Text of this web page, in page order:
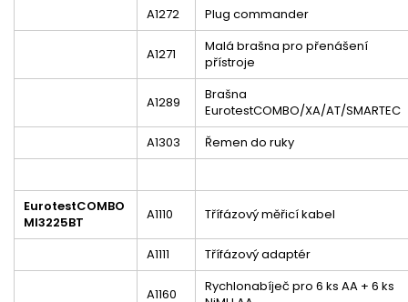
A1272
Plug commander
A1271
Malá brašna pro přenášení
přístroje
A1289
Brašna
EurotestCOMBO/XA/AT/SMARTEC
A1303
Řemen do ruky
EurotestCOMBO
MI3225BT
A1110 Třífázový měřicí kabel
A1111 Třífázový adaptér
A1160
Rychlonabíječ pro 6 ks AA + 6 ks